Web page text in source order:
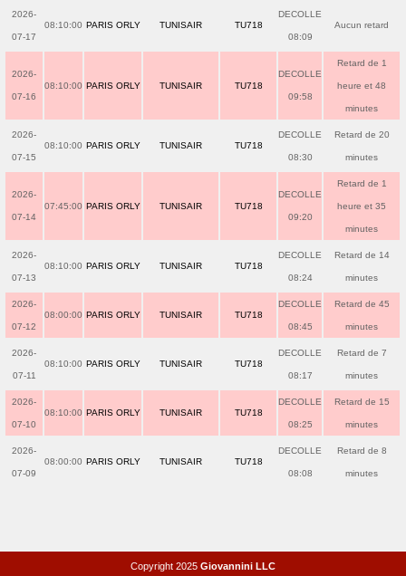
2026-
07-17
08:10:00 PARIS ORLY TUNISAIR TU718
DECOLLE
08:09
Aucun retard
2026-
07-16
08:10:00 PARIS ORLY TUNISAIR TU718
DECOLLE
09:58
Retard de 1
heure et 48
minutes
2026-
07-15
08:10:00 PARIS ORLY TUNISAIR TU718
DECOLLE
08:30
Retard de 20
minutes
2026-
07-14
07:45:00 PARIS ORLY TUNISAIR TU718
DECOLLE
09:20
Retard de 1
heure et 35
minutes
2026-
07-13
08:10:00 PARIS ORLY TUNISAIR TU718
DECOLLE
08:24
Retard de 14
minutes
2026-
07-12
08:00:00 PARIS ORLY TUNISAIR TU718
DECOLLE
08:45
Retard de 45
minutes
2026-
07-11
08:10:00 PARIS ORLY TUNISAIR TU718
DECOLLE
08:17
Retard de 7
minutes
2026-
07-10
08:10:00 PARIS ORLY TUNISAIR TU718
DECOLLE
08:25
Retard de 15
minutes
2026-
07-09
08:00:00 PARIS ORLY TUNISAIR TU718
DECOLLE
08:08
Retard de 8
minutes
Copyright 2025 Giovannini LLC